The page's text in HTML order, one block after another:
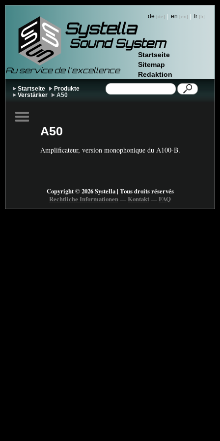
Systella
Au service de l'excellence
Sound System
de | en | fr
Startseite
Sitemap
Redaktion
Startseite
Produkte
Verstärker
A50
A50
Amplificateur, version monophonique du A100-B.
Copyright © 2026 Systella | Tous droits réservés
Rechtliche Informationen―Kontakt―FAQ